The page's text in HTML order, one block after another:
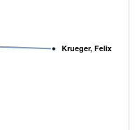
Krueger, Felix